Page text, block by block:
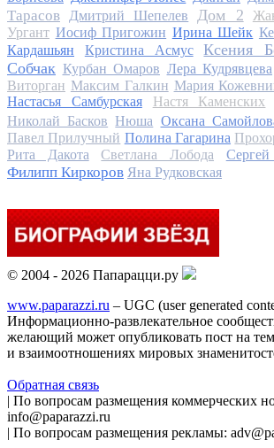
Тарасов
Дмитрий Шепелев Дом 2
Ургант Иосиф Пригожин Ирина Шейк
Кардашьян
Кристина Асмус Ксения
Собчак Курбан Омаров Лера Кудрявцева
Виторган Максим Галкин Мария
Настасья Самбурская
Настя Каменских
Николай Басков Нюша Оксана
Павел Прилучный Полина Гагарина
Рита Дакота
Светлана Лобода
Филипп Киркоров Яна Рудковская
© 2004 - 2026 Папарацци.ру
www.paparazzi.ru – UGC (user generated
Информационно-развлекательное
желающий может опубликовать пост на
и взаимоотношениях мировых
Обратная связь
| По вопросам размещения коммерческих
info@paparazzi.ru
| По вопросам размещения рекламы: